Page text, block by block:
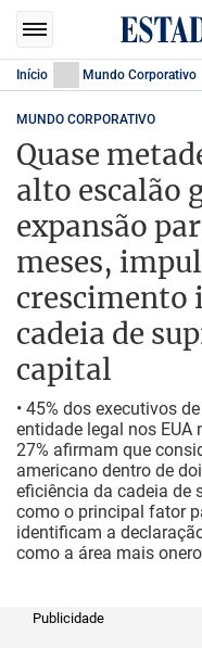
Início Mundo Corporativo
MUNDO CORPORATIVO
Quase
alto escalão
expansão
meses,
crescimento
cadeia de
capital
• 45% dos executivos
entidade legal nos EUA
27% afirmam que
americano dentro de
eficiência da cadeia de
como o principal fator
identificam a
como a área mais
Publicidade